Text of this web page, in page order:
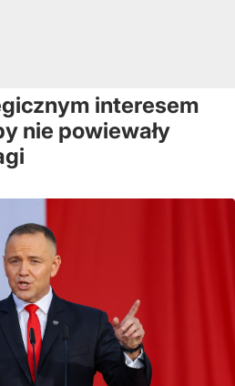
interesem
nie powiewały